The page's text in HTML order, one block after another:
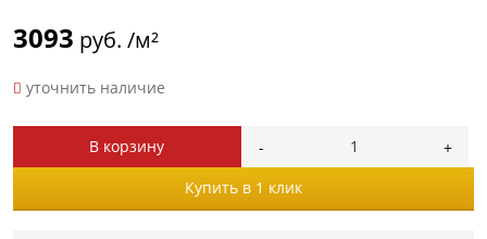
3093 руб. /м²
уточнить наличие
В корзину
Купить в 1 клик